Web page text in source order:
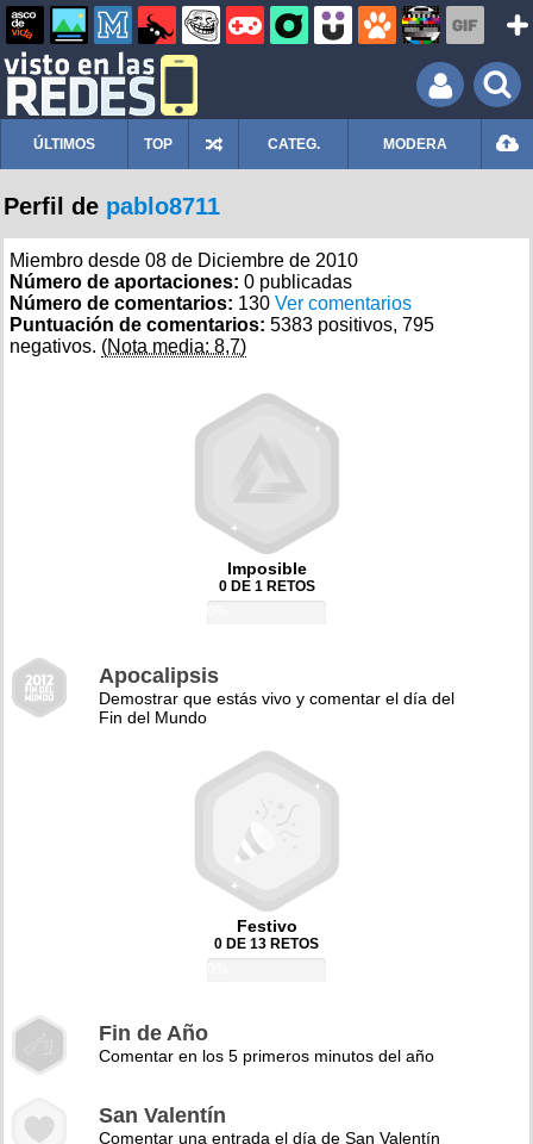
ÚLTIMOS TOP CATEG. MODERA
Perfil de pablo8711
Miembro desde 08 de Diciembre de 2010
Número de aportaciones: 0 publicadas
Número de comentarios: 130 Ver comentarios
Puntuación de comentarios: 5383 positivos, 795
negativos. (Nota media: 8,7)
Imposible
0 DE 1 RETOS
Apocalipsis
Demostrar que estás vivo y comentar el día del
Fin del Mundo
Festivo
0 DE 13 RETOS
Fin de Año
Comentar en los 5 primeros minutos del año
San Valentín
Comentar una entrada el día de San Valentín